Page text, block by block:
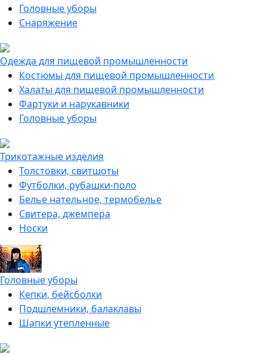
Головные уборы
Снаряжение
Одежда для пищевой промышленности
Костюмы для пищевой промышленности
Халаты для пищевой промышленности
Фартуки и нарукавники
Головные уборы
Трикотажные изделия
Толстовки, свитшоты
Футболки, рубашки-поло
Белье нательное, термобелье
Свитера, джемпера
Носки
Головные уборы
Кепки, бейсболки
Подшлемники, балаклавы
Шапки утепленные